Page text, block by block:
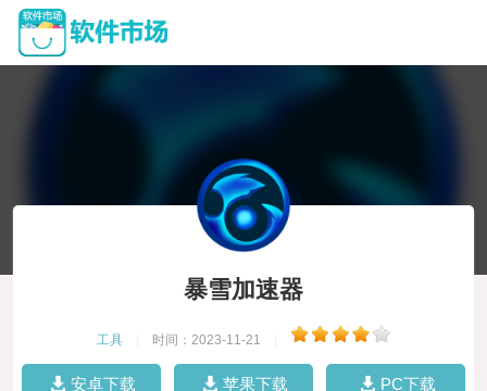
暴雪加速器
工具 时间：2023-11-21
安卓下载 苹果下载 PC下载